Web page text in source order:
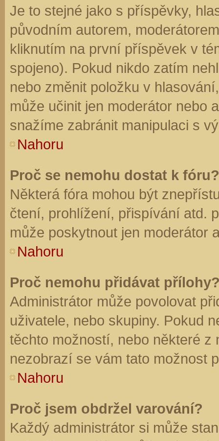
Je to stejné jako s příspěvky,
původním autorem,
kliknutím na první příspěvek v
spojeno). Pokud nikdo zatím
nebo změnit položku v
může učinit jen moderátor nebo
snažíme zabránit manipulaci s
Nahoru
Proč se nemohu dostat k fóru?
Některá fóra mohou být
čtení, prohlížení, přispívání atd.
může poskytnout jen moderátor
Nahoru
Proč nemohu přidávat
Administrátor může povolovat
uživatele, nebo skupiny. Pokud
těchto možností, nebo některé z
nezobrazí se vám tato možnost
Nahoru
Proč jsem obdržel varování?
Každý administrátor si může